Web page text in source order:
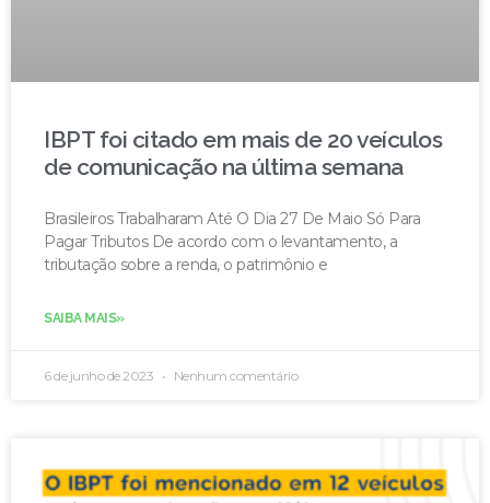
IBPT foi citado em mais de 20 veículos
de comunicação na última semana
Brasileiros Trabalharam Até O Dia 27 De Maio Só Para
Pagar Tributos De acordo com o levantamento, a
tributação sobre a renda, o patrimônio e
SAIBA MAIS»
6 de junho de 2023 Nenhum comentário